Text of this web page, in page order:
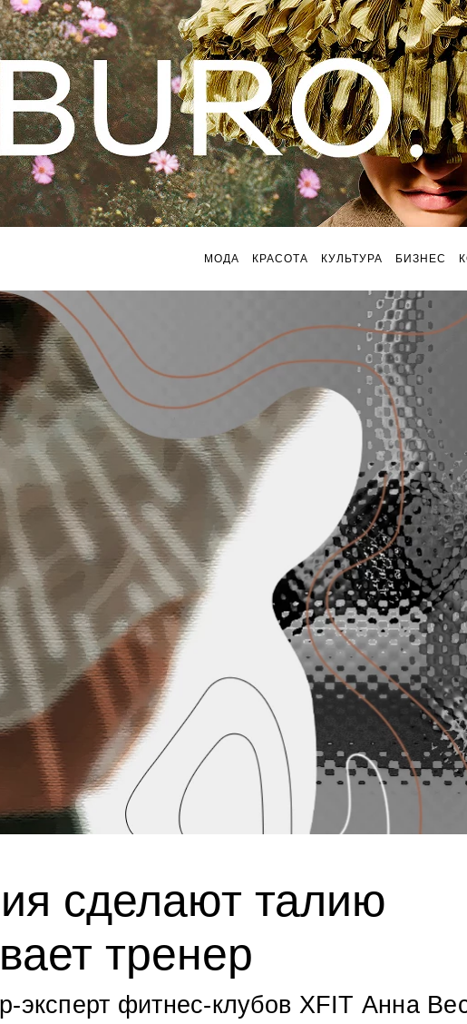
МОДА КРАСОТА КУЛЬТУРА БИЗНЕС
сделают талию
тренер
эксперт фитнес-клубов XFIT Анна